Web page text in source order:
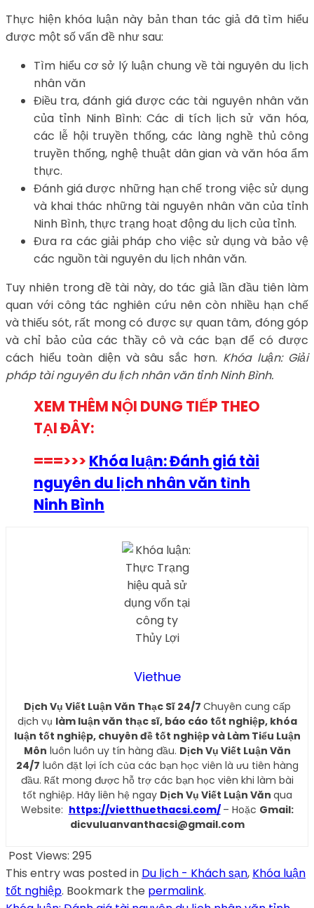
Thực hiện khóa luận này bản than tác giả đã tìm hiểu
được một số vấn đề như sau:
Tìm hiểu cơ sở lý luận chung về tài nguyên du lịch
nhân văn
Điều tra, đánh giá được các tài nguyên nhân văn
của tỉnh Ninh Bình: Các di tích lịch sử văn hóa,
các lễ hội truyền thống, các làng nghề thủ công
truyền thống, nghệ thuật dân gian và văn hóa ẩm
thực.
Đánh giá được những hạn chế trong việc sử dụng
và khai thác những tài nguyên nhân văn của tỉnh
Ninh Bình, thực trạng hoạt động du lịch của tỉnh.
Đưa ra các giải pháp cho việc sử dụng và bảo vệ
các nguồn tài nguyên du lịch nhân văn.
Tuy nhiên trong đề tài này, do tác giả lần đầu tiên làm
quan với công tác nghiên cứu nên còn nhiều hạn chế
và thiếu sót, rất mong có được sự quan tâm, đóng góp
và chỉ bảo của các thầy cô và các bạn để có được
cách hiểu toàn diện và sâu sắc hơn. Khóa luận: Giải
pháp tài nguyên du lịch nhân văn tỉnh Ninh Bình.
XEM THÊM NỘI DUNG TIẾP THEO
TẠI ĐÂY:
===>>> Khóa luận: Đánh giá tài
nguyên du lịch nhân văn tỉnh
Ninh Bình
Viethue
Dịch Vụ Viết Luận Văn Thạc Sĩ 24/7 Chuyên cung cấp
dịch vụ làm luận văn thạc sĩ, báo cáo tốt nghiệp, khóa
luận tốt nghiệp, chuyên đề tốt nghiệp và Làm Tiểu Luận
Môn luôn luôn uy tín hàng đầu. Dịch Vụ Viết Luận Văn
24/7 luôn đặt lợi ích của các bạn học viên là ưu tiên hàng
đầu. Rất mong được hỗ trợ các bạn học viên khi làm bài
tốt nghiệp. Hãy liên hệ ngay Dịch Vụ Viết Luận Văn qua
Website: https://vietthuethacsi.com/ – Hoặc Gmail:
dicvuluanvanthacsi@gmail.com
Post Views: 295
This entry was posted in Du lịch - Khách sạn, Khóa luận
tốt nghiệp. Bookmark the permalink.